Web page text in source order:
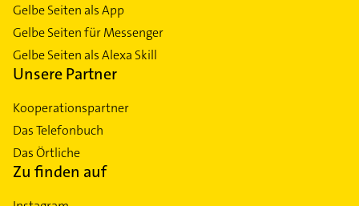
Gelbe Seiten als App
Gelbe Seiten für Messenger
Gelbe Seiten als Alexa Skill
Unsere Partner
Kooperationspartner
Das Telefonbuch
Das Örtliche
Zu finden auf